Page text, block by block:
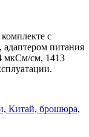
с
адаптером питания
мкСм/см, 1413
Китай, брошюра,